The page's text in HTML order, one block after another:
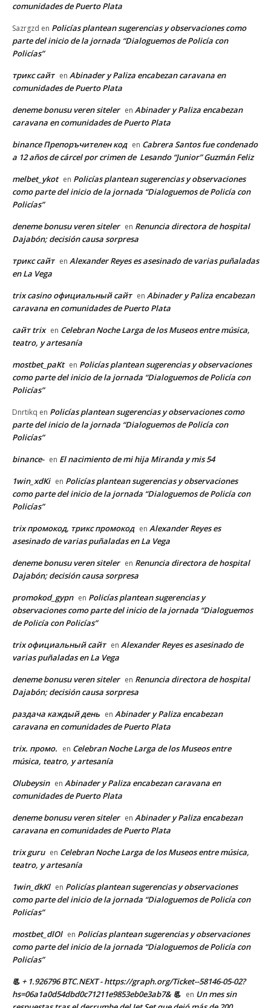
comunidades de Puerto Plata
Sazrgzd en Policías plantean sugerencias y observaciones como
parte del inicio de la jornada “Dialoguemos de Policía con
Policías”
трикс сайт en Abinader y Paliza encabezan caravana en
comunidades de Puerto Plata
deneme bonusu veren siteler en Abinader y Paliza encabezan
caravana en comunidades de Puerto Plata
binance Препоръчителен код en Cabrera Santos fue condenado
a 12 años de cárcel por crimen de Lesando “Junior” Guzmán Feliz
melbet_ykot en Policías plantean sugerencias y observaciones
como parte del inicio de la jornada “Dialoguemos de Policía con
Policías”
deneme bonusu veren siteler en Renuncia directora de hospital
Dajabón; decisión causa sorpresa
трикс сайт en Alexander Reyes es asesinado de varias puñaladas
en La Vega
trix casino официальный сайт en Abinader y Paliza encabezan
caravana en comunidades de Puerto Plata
сайт trix en Celebran Noche Larga de los Museos entre música,
teatro, y artesanía
mostbet_paKt en Policías plantean sugerencias y observaciones
como parte del inicio de la jornada “Dialoguemos de Policía con
Policías”
Dnrtikq en Policías plantean sugerencias y observaciones como
parte del inicio de la jornada “Dialoguemos de Policía con
Policías”
binance- en El nacimiento de mi hija Miranda y mis 54
1win_xdKi en Policías plantean sugerencias y observaciones
como parte del inicio de la jornada “Dialoguemos de Policía con
Policías”
trix промокод, трикс промокод en Alexander Reyes es
asesinado de varias puñaladas en La Vega
deneme bonusu veren siteler en Renuncia directora de hospital
Dajabón; decisión causa sorpresa
promokod_gypn en Policías plantean sugerencias y
observaciones como parte del inicio de la jornada “Dialoguemos
de Policía con Policías”
trix официальный сайт en Alexander Reyes es asesinado de
varias puñaladas en La Vega
deneme bonusu veren siteler en Renuncia directora de hospital
Dajabón; decisión causa sorpresa
раздача каждый день en Abinader y Paliza encabezan
caravana en comunidades de Puerto Plata
trix. промо. en Celebran Noche Larga de los Museos entre
música, teatro, y artesanía
Olubeysin en Abinader y Paliza encabezan caravana en
comunidades de Puerto Plata
deneme bonusu veren siteler en Abinader y Paliza encabezan
caravana en comunidades de Puerto Plata
trix guru en Celebran Noche Larga de los Museos entre música,
teatro, y artesanía
1win_dkKl en Policías plantean sugerencias y observaciones
como parte del inicio de la jornada “Dialoguemos de Policía con
Policías”
mostbet_dlOl en Policías plantean sugerencias y observaciones
como parte del inicio de la jornada “Dialoguemos de Policía con
Policías”
📃 + 1.926796 BTC.NEXT - https://graph.org/Ticket--58146-05-02?
hs=06a1a0d54dbd0c71211e9853eb0e3ab7& 📃 en Un mes sin